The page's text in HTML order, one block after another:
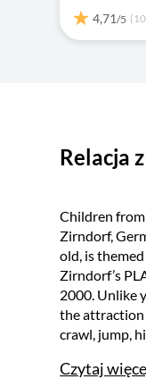
4,71/5
Relacja
Children
Zirndorf,
old, is
Zirndorf’s
2000. Unlike
the attraction
crawl, jump,
Czytaj